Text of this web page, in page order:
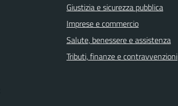
Giustizia e sicurezza pubblica
Imprese e commercio
Salute, benessere e assistenza
Tributi, finanze e contravvenzioni